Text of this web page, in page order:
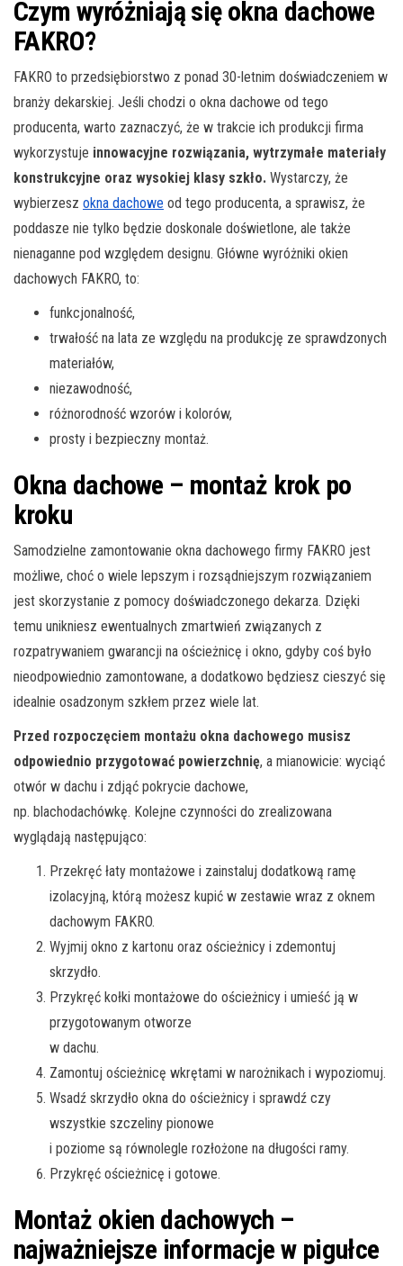
Czym wyróżniają się okna dachowe
FAKRO?
FAKRO to przedsiębiorstwo z ponad 30-letnim doświadczeniem w
branży dekarskiej. Jeśli chodzi o okna dachowe od tego
producenta, warto zaznaczyć, że w trakcie ich produkcji firma
wykorzystuje innowacyjne rozwiązania, wytrzymałe materiały
konstrukcyjne oraz wysokiej klasy szkło. Wystarczy, że
wybierzesz okna dachowe od tego producenta, a sprawisz, że
poddasze nie tylko będzie doskonale doświetlone, ale także
nienaganne pod względem designu. Główne wyróżniki okien
dachowych FAKRO, to:
funkcjonalność,
trwałość na lata ze względu na produkcję ze sprawdzonych
materiałów,
niezawodność,
różnorodność wzorów i kolorów,
prosty i bezpieczny montaż.
Okna dachowe – montaż krok po
kroku
Samodzielne zamontowanie okna dachowego firmy FAKRO jest
możliwe, choć o wiele lepszym i rozsądniejszym rozwiązaniem
jest skorzystanie z pomocy doświadczonego dekarza. Dzięki
temu unikniesz ewentualnych zmartwień związanych z
rozpatrywaniem gwarancji na ościeżnicę i okno, gdyby coś było
nieodpowiednio zamontowane, a dodatkowo będziesz cieszyć się
idealnie osadzonym szkłem przez wiele lat.
Przed rozpoczęciem montażu okna dachowego musisz
odpowiednio przygotować powierzchnię, a mianowicie: wyciąć
otwór w dachu i zdjąć pokrycie dachowe,
np. blachodachówkę. Kolejne czynności do zrealizowana
wyglądają następująco:
Przekręć łaty montażowe i zainstaluj dodatkową ramę
izolacyjną, którą możesz kupić w zestawie wraz z oknem
dachowym FAKRO.
Wyjmij okno z kartonu oraz ościeżnicy i zdemontuj
skrzydło.
Przykręć kołki montażowe do ościeżnicy i umieść ją w
przygotowanym otworze
w dachu.
Zamontuj ościeżnicę wkrętami w narożnikach i wypoziomuj.
Wsadź skrzydło okna do ościeżnicy i sprawdź czy
wszystkie szczeliny pionowe
i poziome są równolegle rozłożone na długości ramy.
Przykręć ościeżnicę i gotowe.
Montaż okien dachowych –
najważniejsze informacje w pigułce